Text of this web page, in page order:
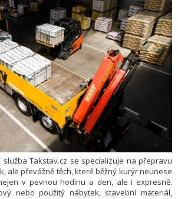
služba Takstav.cz se specializuje na přepravu
ale převážně těch, které běžný kurýr neunese
v pevnou hodinu a den, ale i expresně.
nebo použitý nábytek, stavební materiál,